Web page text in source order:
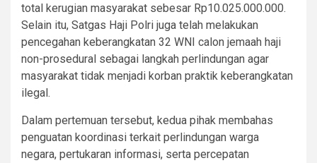
total kerugian masyarakat sebesar Rp10.025.000.000.
Selain itu, Satgas Haji Polri juga telah melakukan
pencegahan keberangkatan 32 WNI calon jemaah haji
non-prosedural sebagai langkah perlindungan agar
masyarakat tidak menjadi korban praktik keberangkatan
ilegal.
Dalam pertemuan tersebut, kedua pihak membahas
penguatan koordinasi terkait perlindungan warga
negara, pertukaran informasi, serta percepatan